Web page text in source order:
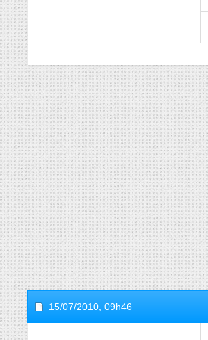
15/07/2010, 09h46